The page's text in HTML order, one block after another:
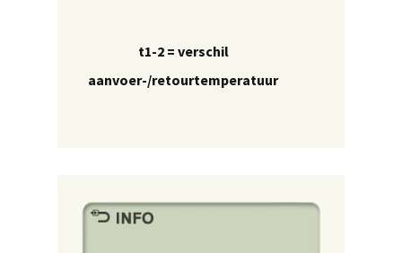
t1-2 = verschil
aanvoer-/retourtemperatuur